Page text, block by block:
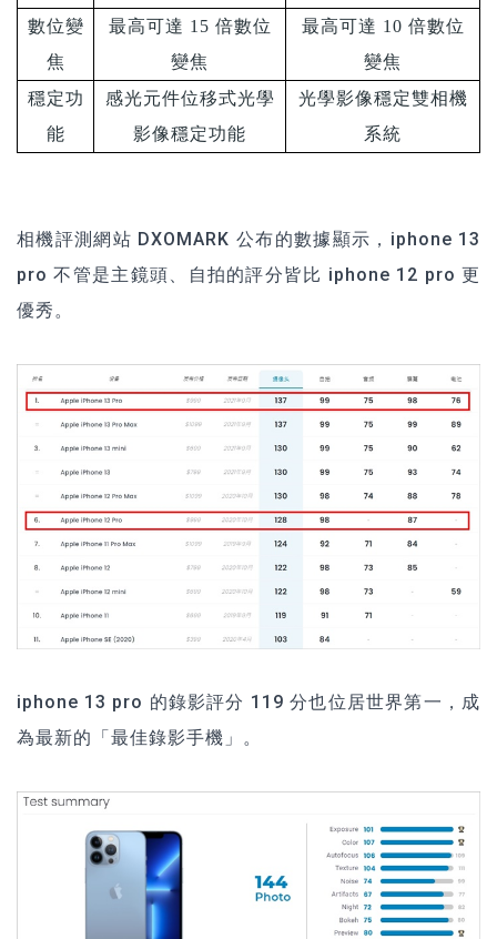
數位變
焦
最高可達 15 倍數位
變焦
最高可達 10 倍數位
變焦
穩定功
能
感光元件位移式光學
影像穩定功能
光學影像穩定雙相機
系統
相機評測網站 DXOMARK 公布的數據顯示，iphone 13
pro 不管是主鏡頭、自拍的評分皆比 iphone 12 pro 更
優秀。
iphone 13 pro 的錄影評分 119 分也位居世界第一，成
為最新的「最佳錄影手機」。